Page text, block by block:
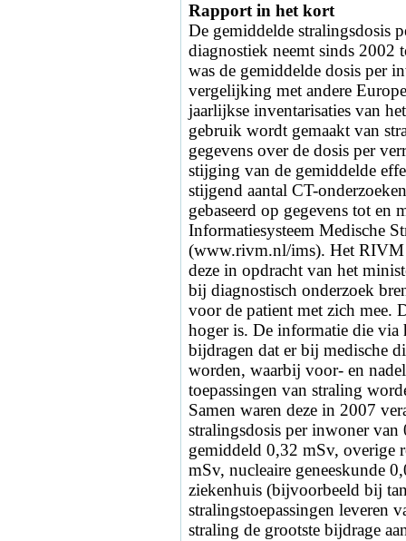
Rapport in het kort
De gemiddelde stralingsdosis
diagnostiek neemt sinds 2002
was de gemiddelde dosis per
vergelijking met andere
jaarlijkse inventarisaties van
gebruik wordt gemaakt van
gegevens over de dosis per
stijging van de gemiddelde
stijgend aantal CT-
gebaseerd op gegevens tot en
Informatiesysteem Medische
(www.rivm.nl/ims). Het RIVM
deze in opdracht van het
bij diagnostisch onderzoek
voor de patient met zich mee.
hoger is. De informatie die via
bijdragen dat er bij medische
worden, waarbij voor- en
toepassingen van straling
Samen waren deze in 2007
stralingsdosis per inwoner
gemiddeld 0,32 mSv, overige
mSv, nucleaire geneeskunde
ziekenhuis (bijvoorbeeld bij
stralingstoepassingen leveren
straling de grootste bijdrage